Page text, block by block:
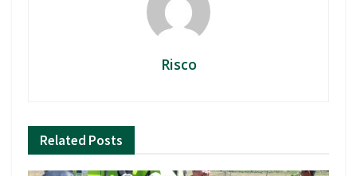
Risco
Related Posts